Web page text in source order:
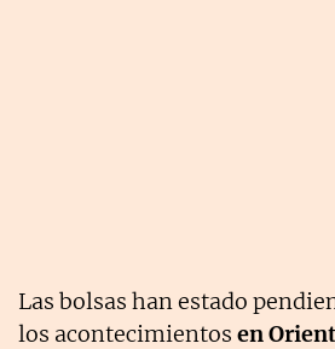
Las bolsas han estado
los acontecimientos en